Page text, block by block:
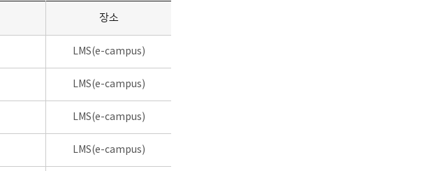
장소
LMS(e-campus)
LMS(e-campus)
LMS(e-campus)
LMS(e-campus)